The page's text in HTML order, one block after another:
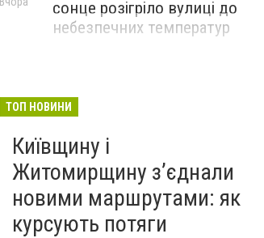
сонце розігріло вулиці до
небезпечних температур
ТОП НОВИНИ
Київщину і
Житомирщину з’єднали
новими маршрутами: як
курсують потяги